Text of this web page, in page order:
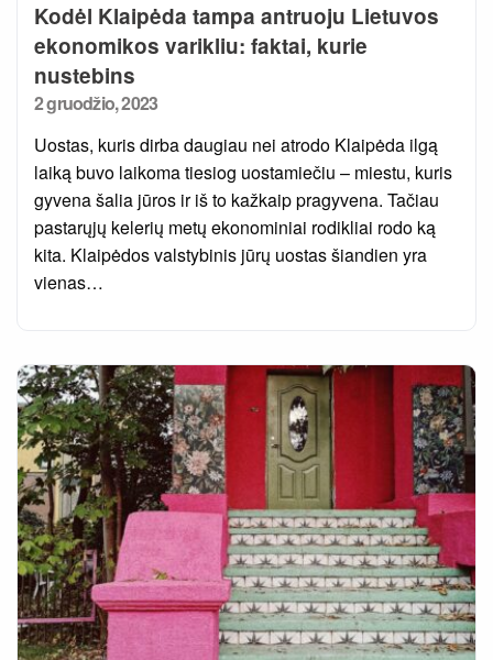
Kodėl Klaipėda tampa antruoju Lietuvos
ekonomikos varikliu: faktai, kurie
nustebins
Posted
2 gruodžio, 2023
Uostas, kuris dirba daugiau nei atrodo Klaipėda ilgą
laiką buvo laikoma tiesiog uostamiečiu – miestu, kuris
gyvena šalia jūros ir iš to kažkaip pragyvena. Tačiau
pastarųjų kelerių metų ekonominiai rodikliai rodo ką
kita. Klaipėdos valstybinis jūrų uostas šiandien yra
vienas…